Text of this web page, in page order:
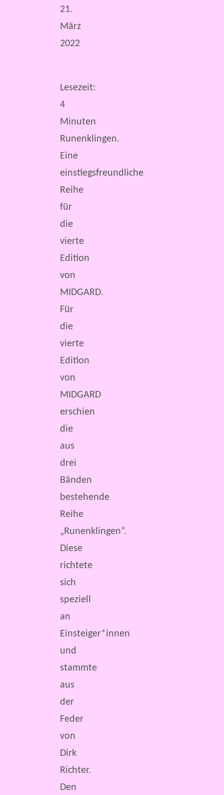
21.
März
2022
Lesezeit:
4
Minuten
Runenklingen.
Eine
einstiegsfreundliche
Reihe
für
die
vierte
Edition
von
MIDGARD.
Für
die
vierte
Edition
von
MIDGARD
erschien
die
aus
drei
Bänden
bestehende
Reihe
„Runenklingen“.
Diese
richtete
sich
speziell
an
Einsteiger*innen
und
stammte
aus
der
Feder
von
Dirk
Richter.
Den